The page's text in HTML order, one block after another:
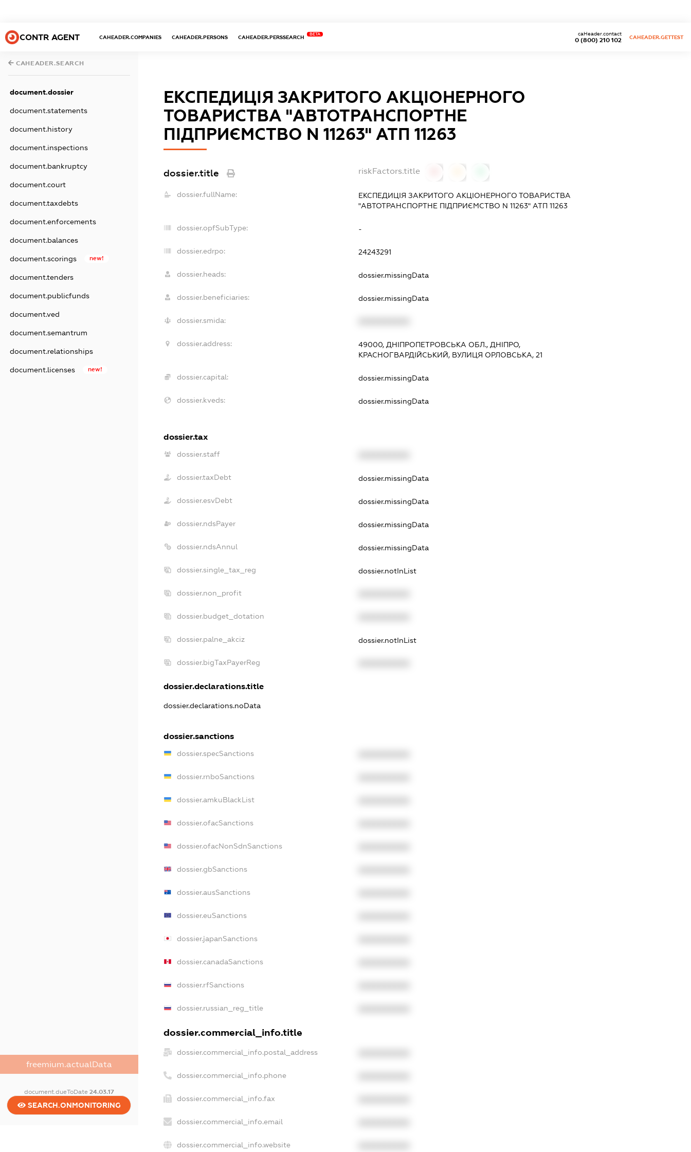
CONTR AGENT CAHEADER.COMPANIES CAHEADER.PERSONS CAHEADER.PERSSEARCH
BETA
0 (800) 210 102
caHeader.contact
CAHEADER.GETTEST
CAHEADER.SEARCH
document.dossier
document.statements
document.history
document.inspections
document.bankruptcy
document.court
document.taxdebts
document.enforcements
document.balances
document.scorings new!
document.tenders
document.publicfunds
document.ved
document.semantrum
document.relationships
document.licenses new!
freemium.actualData
document.dueToDate 24.03.17
SEARCH.ONMONITORING
ЕКСПЕДИЦІЯ ЗАКРИТОГО АКЦІОНЕРНОГО
ТОВАРИСТВА "АВТОТРАНСПОРТНЕ
ПІДПРИЄМСТВО N 11263" АТП 11263
dossier.title riskFactors.title
dossier.fullName:
ЕКСПЕДИЦІЯ ЗАКРИТОГО АКЦІОНЕРНОГО ТОВАРИСТВА
"АВТОТРАНСПОРТНЕ ПІДПРИЄМСТВО N 11263" АТП 11263
dossier.opfSubType: -
dossier.edrpo: 24243291
dossier.heads: dossier.missingData
dossier.beneficiaries: dossier.missingData
dossier.smida:
dossier.address:
49000, ДНІПРОПЕТРОВСЬКА ОБЛ., ДНІПРО,
КРАСНОГВАРДІЙСЬКИЙ, ВУЛИЦЯ ОРЛОВСЬКА, 21
dossier.capital: dossier.missingData
dossier.kveds: dossier.missingData
dossier.tax
dossier.staff
dossier.taxDebt dossier.missingData
dossier.esvDebt dossier.missingData
dossier.ndsPayer dossier.missingData
dossier.ndsAnnul dossier.missingData
dossier.single_tax_reg dossier.notInList
dossier.non_profit
dossier.budget_dotation
dossier.palne_akciz dossier.notInList
dossier.bigTaxPayerReg
dossier.declarations.title
dossier.declarations.noData
dossier.sanctions
dossier.specSanctions
dossier.rnboSanctions
dossier.amkuBlackList
dossier.ofacSanctions
dossier.ofacNonSdnSanctions
dossier.gbSanctions
dossier.ausSanctions
dossier.euSanctions
dossier.japanSanctions
dossier.canadaSanctions
dossier.rfSanctions
dossier.russian_reg_title
dossier.commercial_info.title
dossier.commercial_info.postal_address
dossier.commercial_info.phone
dossier.commercial_info.fax
dossier.commercial_info.email
dossier.commercial_info.website